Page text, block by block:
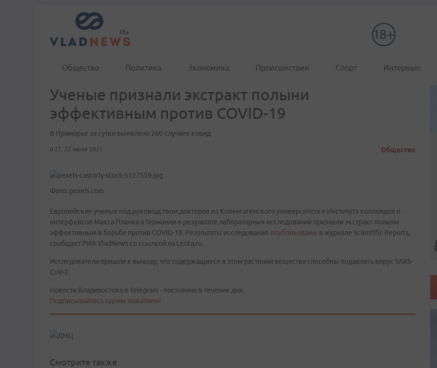
Общество Политика Экономика Происшествия Спорт Интервью
Ученые признали экстракт полыни
эффективным против COVID-19
В Приморье за сутки выявлено 260 случаев ковид
0:27, 22 июля 2021 Общество
Фото: pexels.com
Европейские ученые под руководством докторов из Копенгагенского университета и Института коллоидов и
интерфейсов Макса Планка в Германии в результате лабораторных исследований признали экстракт полыни
эффективным в борьбе против COVID-19. Результаты исследования опубликованы в журнале Scientific Reports,
сообщает РИА VladNews со ссылкой на Lenta.ru.
Исследователи пришли к выводу, что содержащиеся в этом растении вещества способны подавлять вирус SARS-
CoV-2.
Новости Владивостока в Telegram - постоянно в течение дня.
Подписывайтесь одним нажатием!
Смотрите также